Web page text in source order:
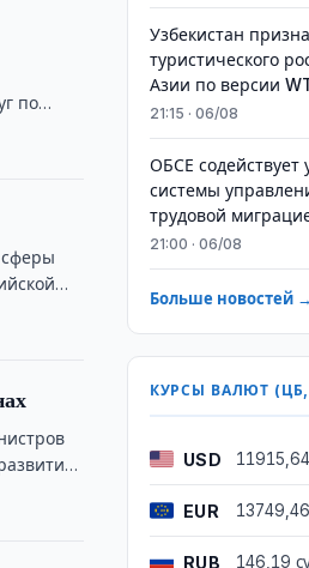
по
Узбекистан
туристического
Азии по версии
21:15 · 06/08
ОБСЕ содействует
системы
трудовой
21:00 · 06/08
Больше новостей →
КУРСЫ ВАЛЮТ
USD
EUR
RUB 146,19